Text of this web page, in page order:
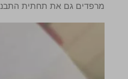
מרפדים גם את תחתית